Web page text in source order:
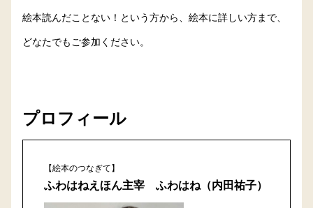
絵本読んだことない！という方から、絵本に詳しい方まで、
どなたでもご参加ください。
プロフィール
【絵本のつなぎて】
ふわはねえほん主宰 ふわはね（内田祐子）